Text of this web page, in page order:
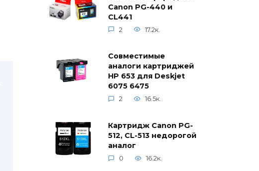
Canon PG-440 и
CL441
2 17.2к.
Совместимые
аналоги картриджей
HP 653 для Deskjet
6075 6475
2 16.5к.
Картридж Canon PG-
512, CL-513 недорогой
аналог
0 16.2к.